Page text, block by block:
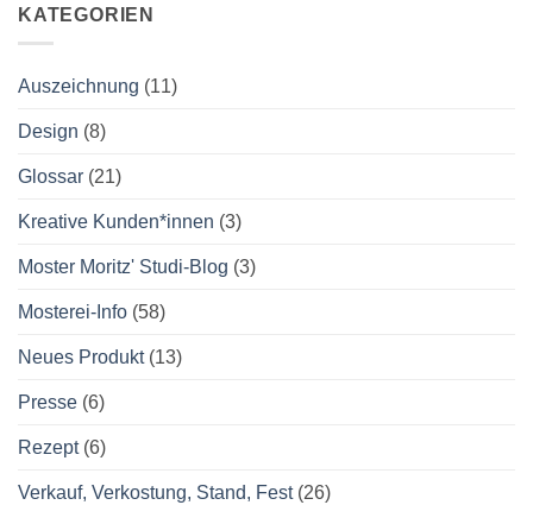
Food
KATEGORIEN
Auszeichnung (11)
Design (8)
Glossar (21)
Kreative Kunden*innen (3)
Moster Moritz' Studi-Blog (3)
Mosterei-Info (58)
Neues Produkt(13)
Presse (6)
Rezept(6)
Verkauf, Verkostung, Stand, Fest(26)